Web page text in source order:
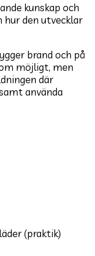
kunskap och
den utvecklar
brand och på
möjligt, men
där
använda
(praktik)